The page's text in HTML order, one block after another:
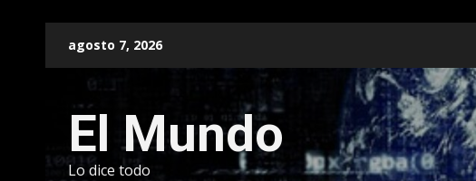
agosto 7, 2026
El Mundo
Lo dice todo